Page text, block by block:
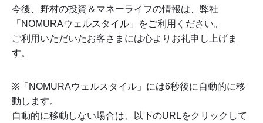
今後、野村の投資＆マネーライフの情報は、弊社
「NOMURAウェルスタイル」をご利用ください。
ご利用いただいたお客さまには心よりお礼申し上げま
す。
※「NOMURAウェルスタイル」には6秒後に自動的に移
動します。
自動的に移動しない場合は、以下のURLをクリックして